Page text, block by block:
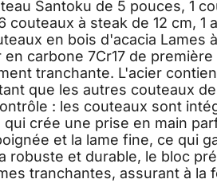
Santoku de 5 pouces, 1
couteaux à steak de 12 cm, 1
en bois d'acacia
carbone 7Cr17 de
tranchante. L'acier
que les autres couteaux
: les couteaux sont
crée une prise en main
et la lame fine, ce qui
robuste et durable, le bloc
tranchantes, assurant à la